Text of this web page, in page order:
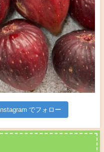
Instagram でフォロー